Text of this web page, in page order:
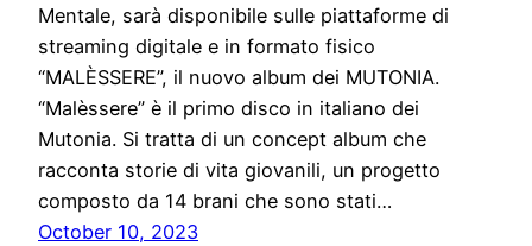
Mentale, sarà disponibile sulle piattaforme di
streaming digitale e in formato fisico
“MALÈSSERE”, il nuovo album dei MUTONIA.
“Malèssere” è il primo disco in italiano dei
Mutonia. Si tratta di un concept album che
racconta storie di vita giovanili, un progetto
composto da 14 brani che sono stati…
October 10, 2023